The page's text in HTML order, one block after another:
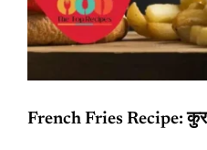
French Fries Recipe: